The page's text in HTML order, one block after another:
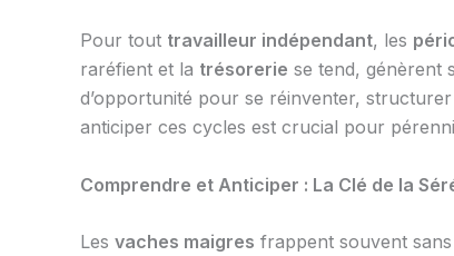
Pour tout travailleur indépendant, les
raréfient et la trésorerie se tend, génèrent
d’opportunité pour se réinventer,
anticiper ces cycles est crucial pour
Comprendre et Anticiper : La Clé de la
Les vaches maigres frappent souvent